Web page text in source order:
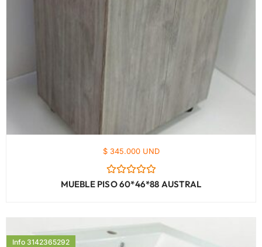
$ 345.000 UND
Valorado
con
MUEBLE PISO 60*46*88 AUSTRAL
Info 3142365292